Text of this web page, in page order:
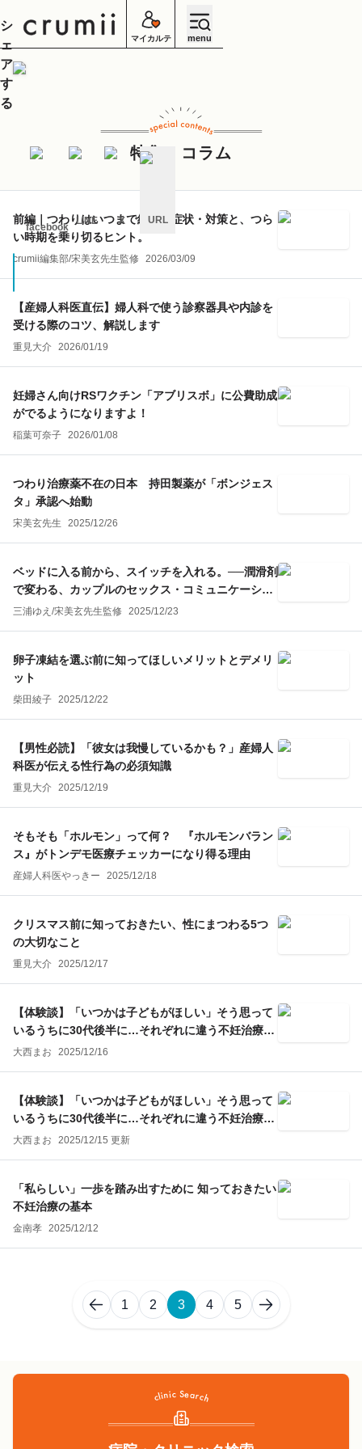
マイカルテ menu
特集・コラム
前編｜つわりはいつまで続く？症状・対策と、つら
い時期を乗り切るヒント。
crumii編集部/宋美玄先生監修 2026/03/09
【産婦人科医直伝】婦人科で使う診察器具や内診を
受ける際のコツ、解説します
重見大介 2026/01/19
妊婦さん向けRSワクチン「アブリスボ」に公費助成
がでるようになりますよ！
稲葉可奈子 2026/01/08
つわり治療薬不在の日本 持田製薬が「ボンジェス
タ」承認へ始動
宋美玄先生 2025/12/26
ベッドに入る前から、スイッチを入れる。──潤滑剤
で変わる、カップルのセックス・コミュニケーショ
ン
三浦ゆえ /宋美玄先生監修 2025/12/23
卵子凍結を選ぶ前に知ってほしいメリットとデメリ
ット
柴田綾子 2025/12/22
【男性必読】「彼女は我慢しているかも？」産婦人
科医が伝える性行為の必須知識
重見大介 2025/12/19
そもそも「ホルモン」って何？ 『ホルモンバラン
ス』がトンデモ医療チェッカーになり得る理由
産婦人科医やっきー 2025/12/18
クリスマス前に知っておきたい、性にまつわる5つ
の大切なこと
重見大介 2025/12/17
【体験談】「いつかは子どもがほしい」そう思って
いるうちに30代後半に…それぞれに違う不妊治療の
選択（後編）
大西まお 2025/12/16
【体験談】「いつかは子どもがほしい」そう思って
いるうちに30代後半に…それぞれに違う不妊治療の
選択（前編）
大西まお 2025/12/15 更新
「私らしい」一歩を踏み出すために 知っておきたい
不妊治療の基本
金南孝 2025/12/12
1 2 3 4 5
シ
ェ
ア
す
る
facebook
LINE X URL
キ
ャ